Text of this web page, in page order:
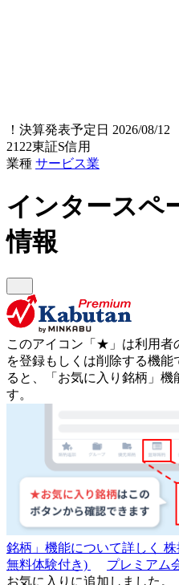
！ 決算発表予定日 2026/08/12
2122東証S信用
業種 サービス業
インタースペ
情報
このアイコン 「★」 は利用者
を登録もしくは削除する機能
ると、「お気に入り銘柄」機
す。
銘柄」機能について詳しく 株
無料体験付き)
プレミアム
お気に入りに追加しました。